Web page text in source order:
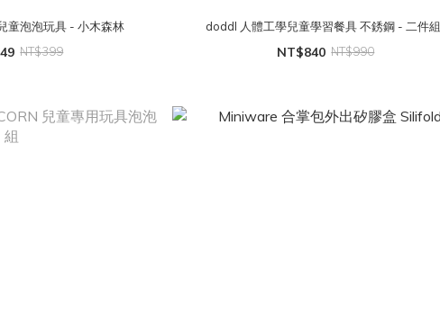
童泡泡玩具 - 小木森林
NT$399
doddl 人體工學兒童學習餐具 不銹鋼 - 二件組
NT$840 NT$990